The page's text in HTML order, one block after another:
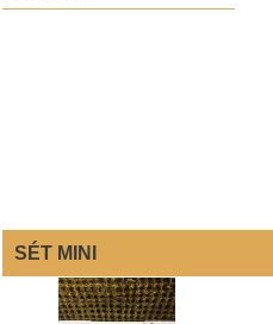
SÉT MINI